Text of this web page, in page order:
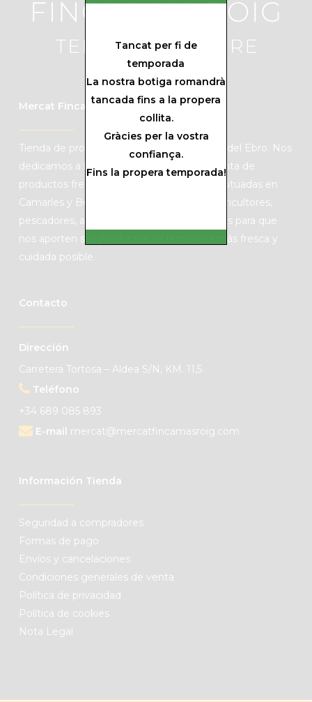
Mercat Finca Mas Roig
Tienda de productos de KM0 de las Tierras del Ebro. Nos
dedicamos a la producción de cítricos y venta de
productos frescos de mercado con fincas situadas en
Camarles y Benifallet. Colaboramos con agricultores,
pescadores, artesanos y productores locales para que
nos aporten sus productos de la manera más fresca y
cuidada posible.
Contacto
Dirección
Carretera Tortosa – Aldea S/N, KM. 11,5
Teléfono
+34 689 085 893
E-mail mercat@mercatfincamasroig.com
Información Tienda
Seguridad a compradores
Formas de pago
Envíos y cancelaciones
Condiciones generales de venta
Política de privacidad
Política de cookies
Nota Legal
Tancat per fi de
temporada
La nostra botiga romandrà
tancada fins a la propera
collita.
Gràcies per la vostra
confiança.
Fins la propera temporada!